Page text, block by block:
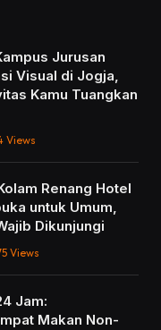
Jurusan
Visual di Jogja,
Kamu Tuangkan
Views
Renang Hotel
untuk Umum,
Dikunjungi
Views
Jam:
Makan Non-